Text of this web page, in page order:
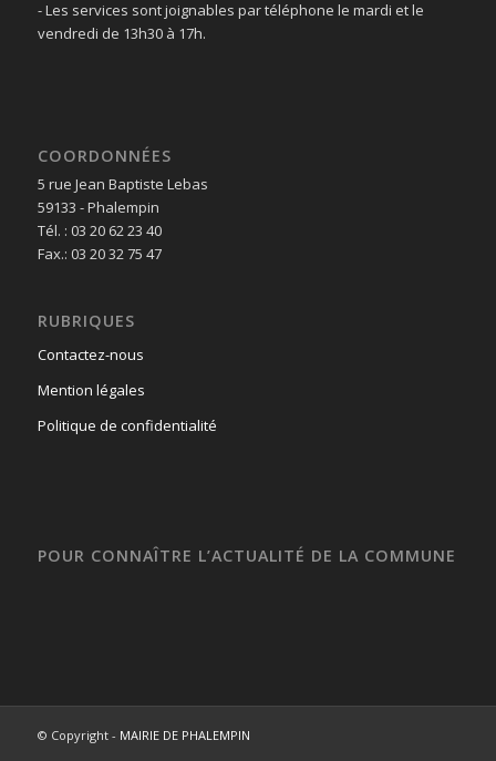
- Les services sont joignables par téléphone le mardi et le
vendredi de 13h30 à 17h.
COORDONNÉES
5 rue Jean Baptiste Lebas
59133 - Phalempin
Tél. : 03 20 62 23 40
Fax.: 03 20 32 75 47
RUBRIQUES
Contactez-nous
Mention légales
Politique de confidentialité
POUR CONNAÎTRE L’ACTUALITÉ DE LA COMMUNE
© Copyright - MAIRIE DE PHALEMPIN